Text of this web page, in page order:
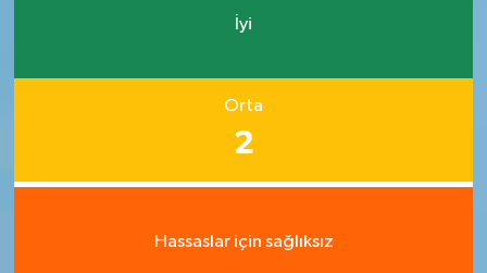
İyi
Orta
2
Hassaslar için sağlıksız